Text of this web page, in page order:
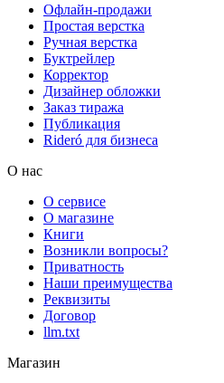
Офлайн-продажи
Простая верстка
Ручная верстка
Буктрейлер
Корректор
Дизайнер обложки
Заказ тиража
Публикация
Rideró для бизнеса
О нас
О сервисе
О магазине
Книги
Возникли вопросы?
Приватность
Наши преимущества
Реквизиты
Договор
llm.txt
Магазин